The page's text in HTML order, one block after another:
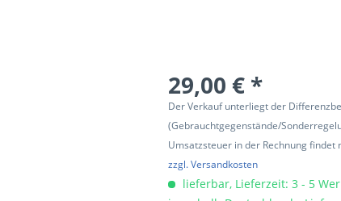
29,00 € *
Der Verkauf unterliegt der
(Gebrauchtgegenstände/
Umsatzsteuer in der Rechnung findet
zzgl. Versandkosten
lieferbar, Lieferzeit: 3 - 5